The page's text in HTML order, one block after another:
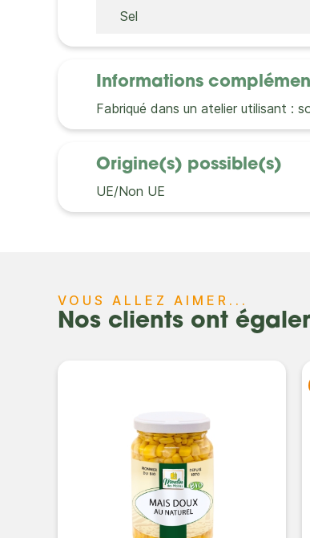
Sel
Informations
Fabriqué dans un atelier utilisant :
Origine(s) possible(s)
UE/Non UE
VOUS ALLEZ AIMER...
Nos clients ont